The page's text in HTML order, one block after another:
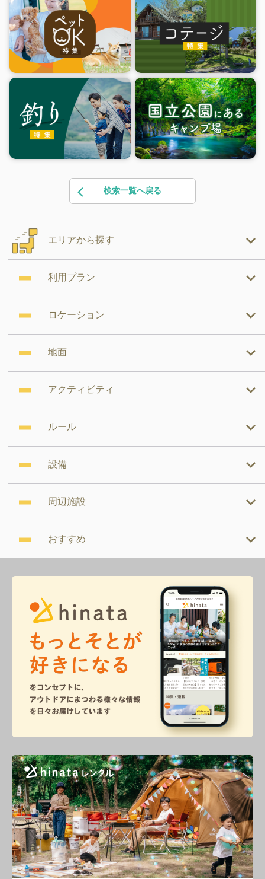
検索一覧へ戻る
エリアから探す
利用プラン
ロケーション
地面
アクティビティ
ルール
設備
周辺施設
おすすめ